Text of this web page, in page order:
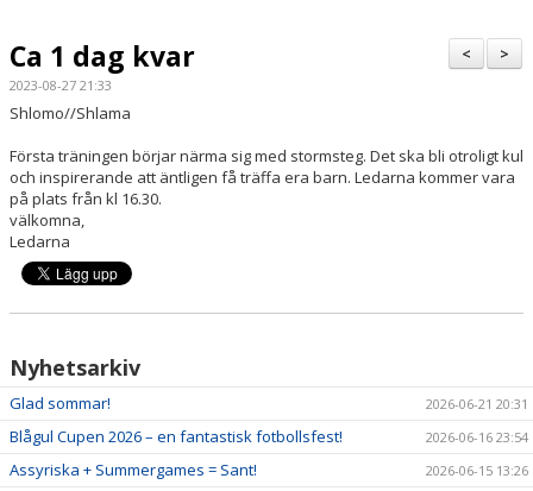
MATCHER
VÅRA LAG/LEDARE
KONTAKT
>
<
Ca 1 dag kvar
2023-08-27 21:33
Shlomo//Shlama
Första träningen börjar närma sig med stormsteg. Det ska bli otroligt kul
och inspirerande att äntligen få träffa era barn. Ledarna kommer vara
på plats från kl 16.30.
välkomna,
Ledarna
Nyhetsarkiv
Glad sommar! 2026-06-21 20:31
Blågul Cupen 2026 – en fantastisk fotbollsfest! 2026-06-16 23:54
Assyriska + Summergames = Sant! 2026-06-15 13:26